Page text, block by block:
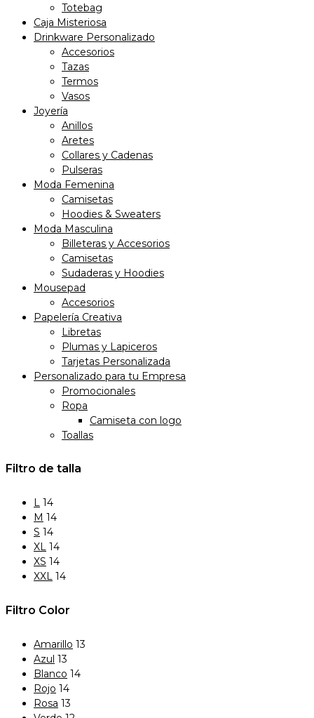
Totebag
Caja Misteriosa
Drinkware Personalizado
Accesorios
Tazas
Termos
Vasos
Joyería
Anillos
Aretes
Collares y Cadenas
Pulseras
Moda Femenina
Camisetas
Hoodies & Sweaters
Moda Masculina
Billeteras y Accesorios
Camisetas
Sudaderas y Hoodies
Mousepad
Accesorios
Papelería Creativa
Libretas
Plumas y Lapiceros
Tarjetas Personalizada
Personalizado para tu Empresa
Promocionales
Ropa
Camiseta con logo
Toallas
Filtro de talla
L 14
M 14
S 14
XL 14
XS 14
XXL 14
Filtro Color
Amarillo 13
Azul 13
Blanco 14
Rojo 14
Rosa 13